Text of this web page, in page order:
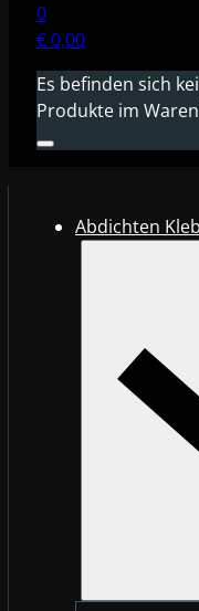
0
€0,00
Es befinden sich
Produkte im
Abdichten